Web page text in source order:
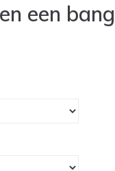
een bang